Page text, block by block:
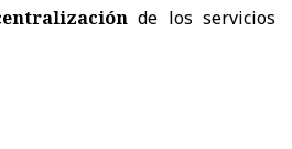
de los servicios